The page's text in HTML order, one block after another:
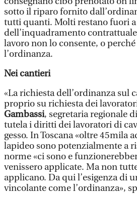
sotto il riparo fornito
tutti quanti. Molti restano fuori a
dell’inquadramento
lavoro non lo consente, o
l’ordinanza.
Nei cantieri
«La richiesta dell’ordinanza sul
proprio su richiesta dei
Gambassi, segretaria regionale
tutela i diritti dei lavoratori di
gesso. In Toscana «oltre 45mila
lapideo sono potenzialmente a
norme «ci sono e
venissero applicate. Ma non
applicano. Da qui l’esigenza di
vincolante come l’ordinanza»,